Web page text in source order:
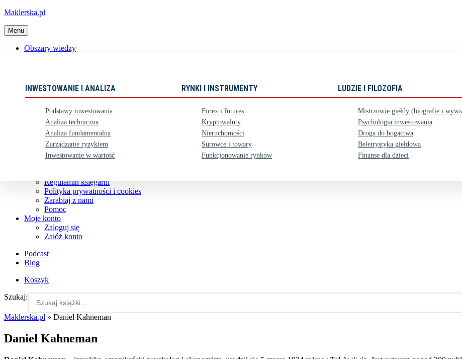
Maklerska.pl
Menu
Obszary wiedzy
INWESTOWANIE I ANALIZA
Podstawy inwestowania
Analiza techniczna
Analiza fundamentalna
Zarządzanie ryzykiem
Inwestowanie w wartość
RYNKI I INSTRUMENTY
Forex i futures
Kryptowaluty
Nieruchomości
Surowce i towary
Funkcjonowanie rynków
LUDZIE I FILOZOFIA
Mistrzowie giełdy (biografie i
Psychologia inwestowania
Droga do bogactwa
Beletrystyka giełdowa
Finanse dla dzieci
Ebooki
Karty upominkowe
⏳ Zapowiedzi
Obsługa klienta
Koszty dostawy
Nasze konto bankowe
Regulamin księgarni
Polityka prywatności i cookies
Zarabiaj z nami
Pomoc
Moje konto
Zaloguj się
Załóż konto
Podcast
Blog
Koszyk
Szukaj:
Maklerska.pl » Daniel Kahneman
Daniel Kahneman